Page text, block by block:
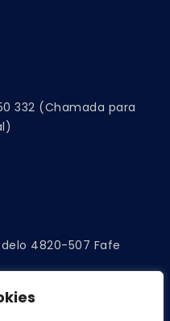
332 (Chamada para
4820-507 Fafe